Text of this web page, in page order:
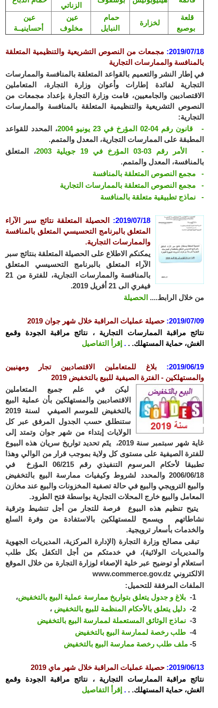
الزناتي
عين
أحساينيــة
عين
مخلوف
حمام
النبايل
لخزارة
قلعة
بوصبع
2019/07/18
: مجمعات من النصوص التشريعية والتنظيمية المتعلقة
بالمنافسة والممارسات التجارية
في إطار النشر والتعميم بالقواعد المتعلقة بالمنافسة والممارسات
التجارية لفائدة إطارات وأعوان وزارة التجارة، المتعاملين
الاقتصاديين والجامعيين، قامت وزارة التجارة بإعداد مجمعات من
النصوص التشريعية والتنظيمية المتعلقة بالمنافسة والممارسات
التجارية:
- قانون رقم 04-02 المؤرخ في 23 يونيو 2004
، المحدد للقواعد
المطبقة على الممارسات التجارية، المعدل والمتمم.
- الأمر رقم 03-03 المؤرخ في 19 جويلية 2003
، المتعلق
بالمنافسة، المعدل والمتمم.
- مجمع النصوص المتعلقة بالمنافسة
- مجمع النصوص المتعلقة بالممارسات التجارية
- نماذج تطبيقية متعلقة بالمنافسة
2019/07/18
: الحصيلة المتعلقة نتائج سبر الآراء
المتعلق بالبرنامج التحسيسي المتعلق بالمنافسة
والممارسات التجارية.
يمكنكم الاطلاع على الحصيلة المتعلقة بنتائج سبر
الآراء المتعلق بالبرنامج التحسيسي المتعلق
بالمنافسة والممارسات التجارية، للفترة من 21
فيفري الى 21 أفريل 2019.
من خلال الرابط.... الحصيلة
2019/07/09
: حصيلة عمليات المراقبة خلال شهر جوان 2019
نتائج مراقبة الممارسات التجارية ، نتائج مراقبة الجودة وقمع
الغش، حماية المستهلك. . . إقرأ التفاصيل
2019/06/19
:
بلاغ للمتعاملين الاقتصاديين تجار ومهنيين
والمستهلكين - الفترة الصيفية للبيع بالتخفيض 2019
ليكن في علم جميع المتعاملين
الاقتصاديين والمستهلكين بأن عملية البيع
بالتخفيض للموسم الصيفي لسنة 2019
ستنطلق حسب الجدول المرفق عبر كل
الولايات إبتداء من شهر جوان وتمتد إلى
غاية شهر سبتمبر سنة 2019، يتَم تحديد تواريخ سريان هذه البيوع
للفترة الصيفية على مستوى كل ولاية بموجب قرار من الوالي وهذا
تطبيقا لأحكام المرسوم التنفيذي رقم 06/215 المؤرخ في
2006/06/18 والمحدد لشروط وكيفيات ممارسة البيع بالتخفيض
والبيع الترويجي والبيع في حالة تصفية المخزونات والبيع عند مخازن
المعامل والبيع خارج المحلات التجارية بواسطة فتح الطرود.
يتيح تنظيم هذه البيوع فرصة للتجار من أجل تنشيط وترقية
نشاطاتهم ويسمح للمستهلكين بالاستفادة من وفرة السلع
والخدمات بأسعار ترويجية.
تبقى مصالح وزارة التجارة (الإدارة المركزية، المديريات الجهوية
والمديريات الولائية)، في خدمتكم من أجل التكفل بكل طلب
استعلام أو توضيح عبر خلية الإصغاء لوزارة التجارة من خلال الموقع
الالكتروني www.commerce.gov.dz
الملفات المرفقة للتحميل:
بلاغ و جدول يتعلق بتواريخ ممارسة عملية البيع بالتخفيض،
دليل يتعلق بالأحكام المنظمة للبيع بالتخفيض ،
نماذج الوثائق المستعملة لممارسة البيع بالتخفيض
4-
طلب رخصة لممارسة البيع بالتخفيض
ملف طلب رخصة ممارسة البيع بالتخفيض
2019/06/13
: حصيلة عمليات المراقبة خلال شهر ماي 2019
نتائج مراقبة الممارسات التجارية ، نتائج مراقبة الجودة وقمع
الغش، حماية المستهلك. . . إقرأ التفاصيل